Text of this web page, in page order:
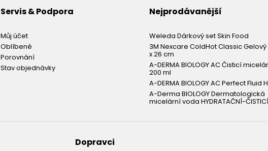
Servis & Podpora
Můj účet
Oblíbené
Porovnání
Stav objednávky
Nejprodávanější
Weleda Dárkový set Skin Food
3M Nexcare ColdHot Classic Gelový
x 26 cm
A-DERMA BIOLOGY AC Čisticí
200 ml
A-DERMA BIOLOGY AC Perfect Fluid
A-Derma BIOLOGY Dermatologická
micelární voda HYDRATAČNÍ-
Dopravci